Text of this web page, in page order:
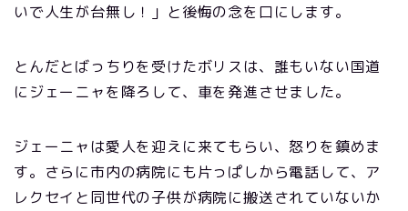
いで人生が台無し！」と後悔の念を口にします。
とんだとばっちりを受けたボリスは、誰もいない国道
にジェーニャを降ろして、車を発進させました。
ジェーニャは愛人を迎えに来てもらい、怒りを鎮めま
す。さらに市内の病院にも片っぱしから電話して、ア
レクセイと同世代の子供が病院に搬送されていないか